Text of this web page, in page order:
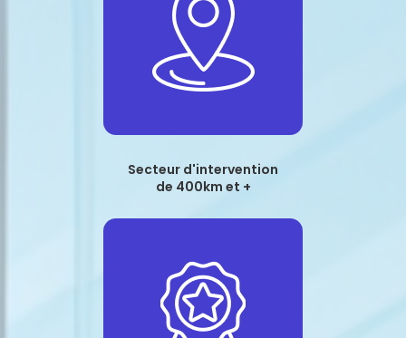
Secteur d'intervention
de 400km et +